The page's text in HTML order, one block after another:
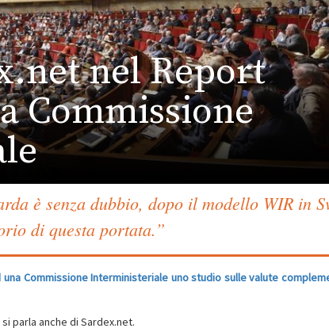
nel Report
Commissione
è senza dubbio, dopo il modello WIR in
di questa portata.”
Commissione Interministeriale uno studio sulle valute
parla anche di Sardex.net.